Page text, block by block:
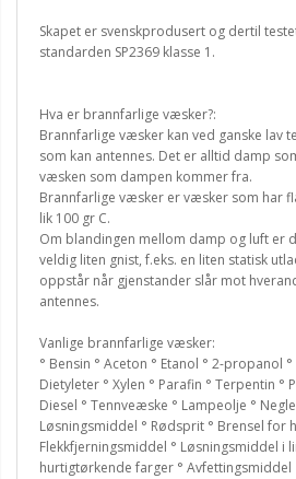
Skapet er svenskprodusert og dertil
standarden SP2369 klasse 1.
Hva er brannfarlige væsker?:
Brannfarlige væsker kan ved ganske lav
som kan antennes. Det er alltid damp
væsken som dampen kommer fra.
Brannfarlige væsker er væsker som har
lik 100 gr C.
Om blandingen mellom damp og luft er
veldig liten gnist, f.eks. en liten statisk
oppstår når gjenstander slår mot
antennes.
Vanlige brannfarlige væsker:
° Bensin ° Aceton ° Etanol ° 2-propanol
Dietyleter ° Xylen ° Parafin ° Terpentin °
Diesel ° Tennveæske ° Lampeolje °
Løsningsmiddel ° Rødsprit ° Brensel for
Flekkfjerningsmiddel ° Løsningsmiddel i
hurtigtørkende farger ° Avfettingsmiddel